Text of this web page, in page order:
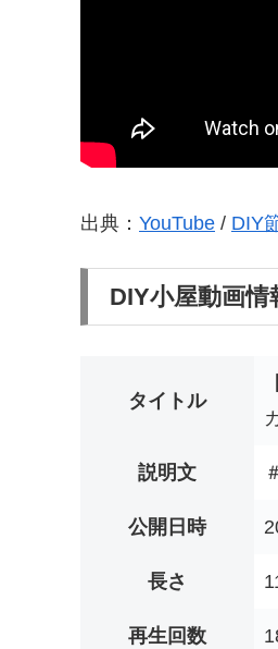
出典： YouTube / DIY
DIY小屋動画情
タイトル
説明文
公開日時
長さ
再生回数